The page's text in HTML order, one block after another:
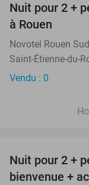
Nuit pour 2 +
à Rouen
Novotel Rouen
Saint-Étienne-du-
Vendu : 0
Nuit pour 2 +
bienvenue +